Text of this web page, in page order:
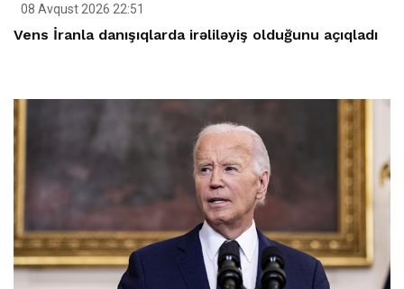
08 Avqust 2026 22:51
Vens İranla danışıqlarda irəliləyiş olduğunu açıqladı